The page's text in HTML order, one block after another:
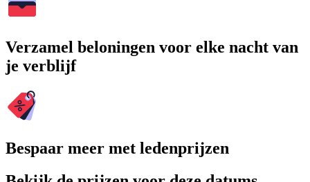
Verzamel beloningen voor elke nacht van
je verblijf
Bespaar meer met ledenprijzen